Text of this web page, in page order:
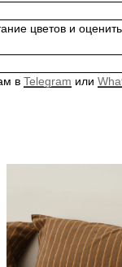
цветов и
в Telegram или